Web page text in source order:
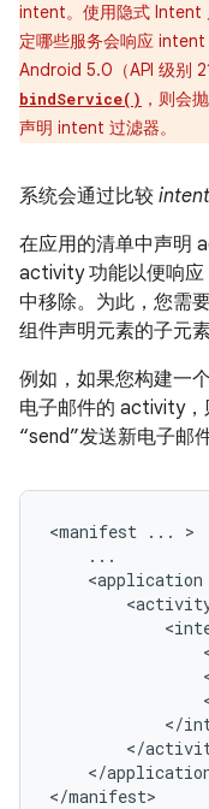
intent。使用隐式 Intent
定哪些服务会响应
Android 5.0（API 级别
bindService() ，则会
声明 intent 过滤器。
系统会通过比较
在应用的清单中声明
activity 功能以便响
中移除。为此，您需
组件声明元素的子元素
例如，如果您构建一
电子邮件的 activity
“send”发送新电子邮
<manifest ...
<application
</
</manifest>